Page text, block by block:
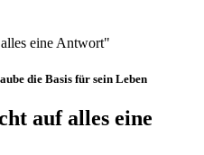
eine Antwort"
die Basis für sein Leben
auf alles eine